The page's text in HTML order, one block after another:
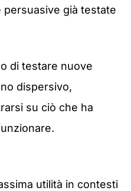
già testate
di testare nuove
dispersivo,
su ciò che ha
utilità in contesti